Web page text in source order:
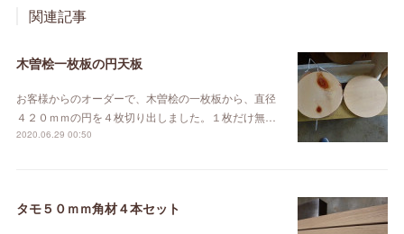
関連記事
木曽桧一枚板の円天板
お客様からのオーダーで、木曽桧の一枚板から、直径
４２０ｍｍの円を４枚切り出しました。１枚だけ無…
2020.06.29 00:50
タモ５０ｍｍ角材４本セット